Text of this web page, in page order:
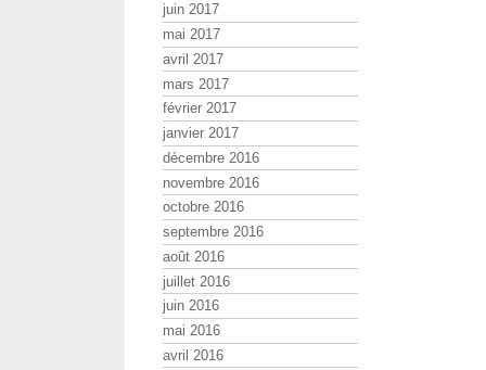
juin 2017
mai 2017
avril 2017
mars 2017
février 2017
janvier 2017
décembre 2016
novembre 2016
octobre 2016
septembre 2016
août 2016
juillet 2016
juin 2016
mai 2016
avril 2016